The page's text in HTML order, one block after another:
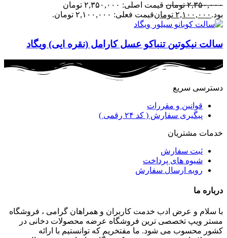
۲,۳۵۰,۰۰۰ تومان
قیمت اصلی: ۲,۳۵۰,۰۰۰ تومان
بود. ۲,۱۰۰,۰۰۰ تومانقیمت فعلی: ۲,۱۰۰,۰۰۰ تومان.
سالت نیکوتین تنباکو عسل کارامل (نقره ایی) ویگاد
دسترسی سریع
قوانین و مقررات
پیگیری سفارش ( کد ۲۴ رقمی )
خدمات مشتریان
ثبت سفارش
شیوه های پرداخت
رویه ارسال سفارش
درباره ما
با سلام و عرض ادب خدمت کاربران و همراهان گرامی ، فروشگاه
مستر ویپ تخصصی ترین فروشگاه عرضه محصولات دخانی در
کشور محسوب می شود. ما مفتخریم که توانستیم با ارائه